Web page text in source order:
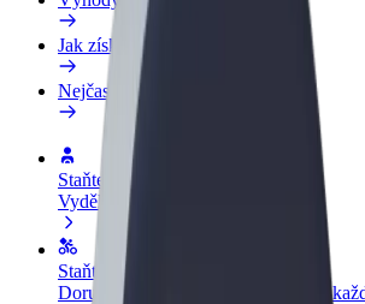
Jak získat členství
Nejčastější otázky
Staňte se řidičem
Vydělávejte podle sebe
Staňte se kurýrem
Doručujte jídlo a dostávejte výplatu